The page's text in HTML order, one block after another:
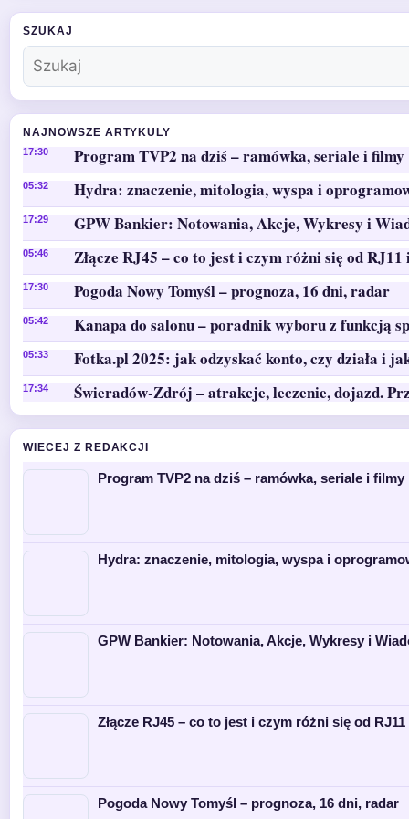
SZUKAJ
NAJNOWSZE ARTYKULY
17:30 Program TVP2 na dziś – ramówka, seriale i
05:32 Hydra: znaczenie, mitologia, wyspa i
17:29 GPW Bankier: Notowania, Akcje, Wykresy i
05:46 Złącze RJ45 – co to jest i czym różni się od
17:30 Pogoda Nowy Tomyśl – prognoza, 16 dni, radar
05:42 Kanapa do salonu – poradnik wyboru z funkcją
05:33 Fotka.pl 2025: jak odzyskać konto, czy działa i
17:34 Świeradów-Zdrój – atrakcje, leczenie, dojazd.
WIECEJ Z REDAKCJI
Program TVP2 na dziś – ramówka, seriale i
Hydra: znaczenie, mitologia, wyspa i
GPW Bankier: Notowania, Akcje, Wykresy i
Złącze RJ45 – co to jest i czym różni się od
Pogoda Nowy Tomyśl – prognoza, 16 dni, radar